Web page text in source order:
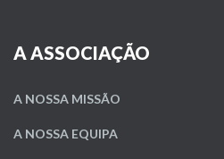
A ASSOCIAÇÃO
A NOSSA MISSÃO
A NOSSA EQUIPA